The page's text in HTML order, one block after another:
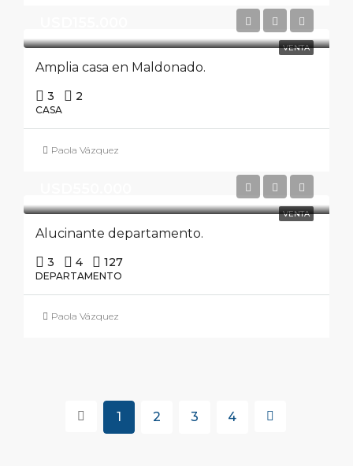
VENTA
Amplia casa en Maldonado.
3 2
CASA
Paola Vázquez
VENTA
Alucinante departamento.
3 4 127
DEPARTAMENTO
Paola Vázquez
1 2 3 4